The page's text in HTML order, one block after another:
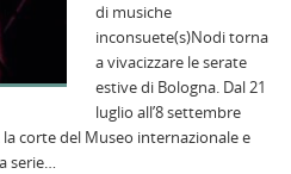
di musiche
inconsuete(s)Nodi torna
a vivacizzare le serate
estive di Bologna. Dal 21
luglio all’8 settembre
corte del Museo internazionale e
serie…